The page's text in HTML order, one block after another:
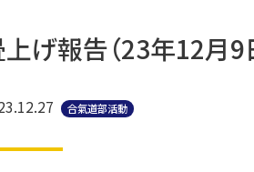
げ報告（23年12月9
合氣道部活動